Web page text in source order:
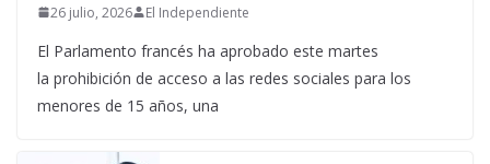
26 julio, 2026 El Independiente
El Parlamento francés ha aprobado este martes
la prohibición de acceso a las redes sociales para los
menores de 15 años, una